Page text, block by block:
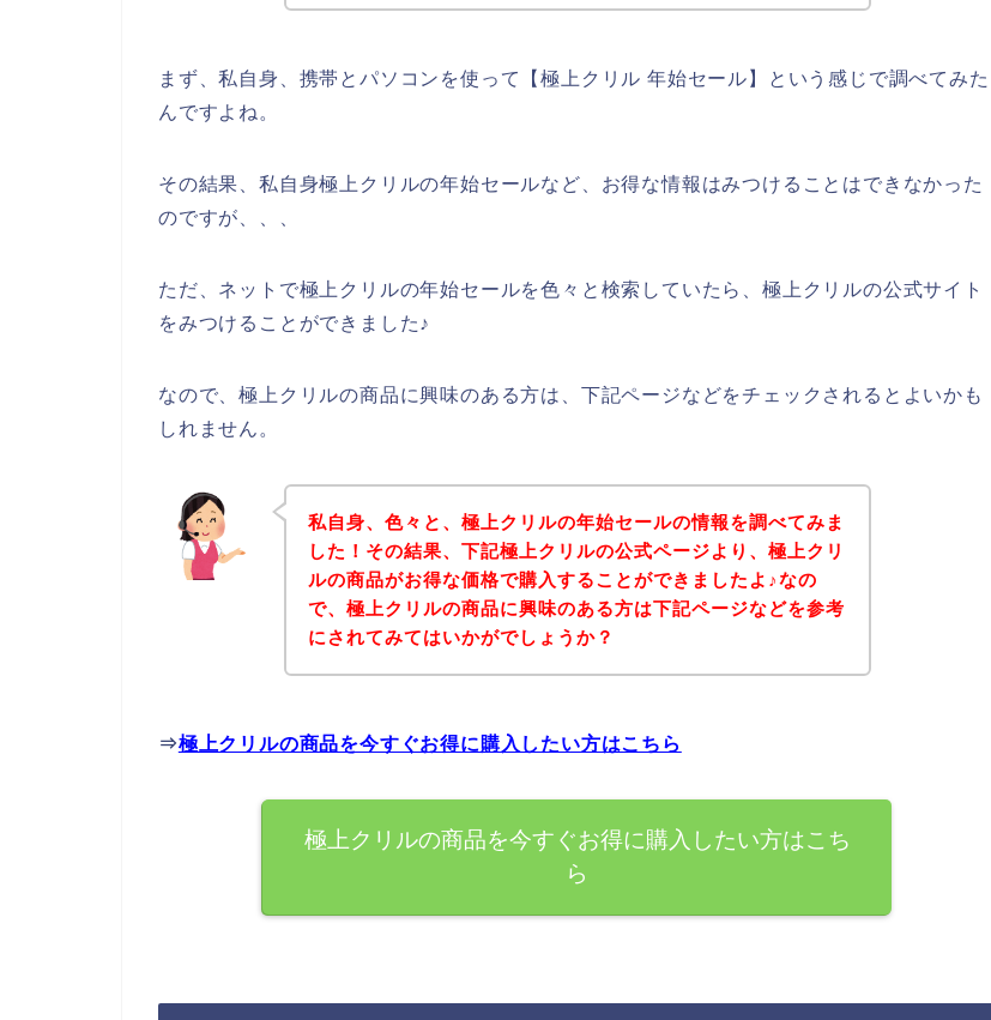
まず、私自身、携帯とパソコンを使って【極上クリル 年始セール】という感じで調べてみた
んですよね。
その結果、私自身極上クリルの年始セールなど、お得な情報はみつけることはできなかった
のですが、、、
ただ、ネットで極上クリルの年始セールを色々と検索していたら、極上クリルの公式サイト
をみつけることができました♪
なので、極上クリルの商品に興味のある方は、下記ページなどをチェックされるとよいかも
しれません。
私自身、色々と、極上クリルの年始セールの情報を調べてみま
した！その結果、下記極上クリルの公式ページより、極上クリ
ルの商品がお得な価格で購入することができましたよ♪なの
で、極上クリルの商品に興味のある方は下記ページなどを参考
にされてみてはいかがでしょうか？
⇒極上クリルの商品を今すぐお得に購入したい方はこちら
極上クリルの商品を今すぐお得に購入したい方はこち
ら